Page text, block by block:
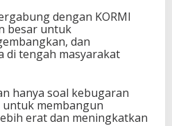
dengan KORMI
besar untuk
dan
di tengah masyarakat
hanya soal kebugaran
membangun
erat dan meningkatkan